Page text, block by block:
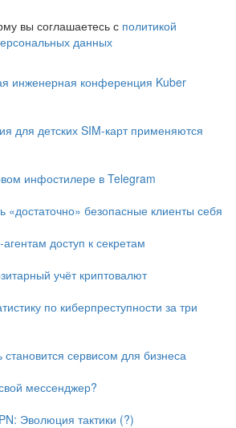
вы соглашаетесь с политикой
данных
инженерная конференция Kuber
для детских SIM-карт применяются
инфостилере в Telegram
«достаточно» безопасные клиенты себя
доступ к секретам
учёт криптовалют
по киберпреступности за три
становится сервисом для бизнеса
мессенджер?
Эволюция тактики (?)